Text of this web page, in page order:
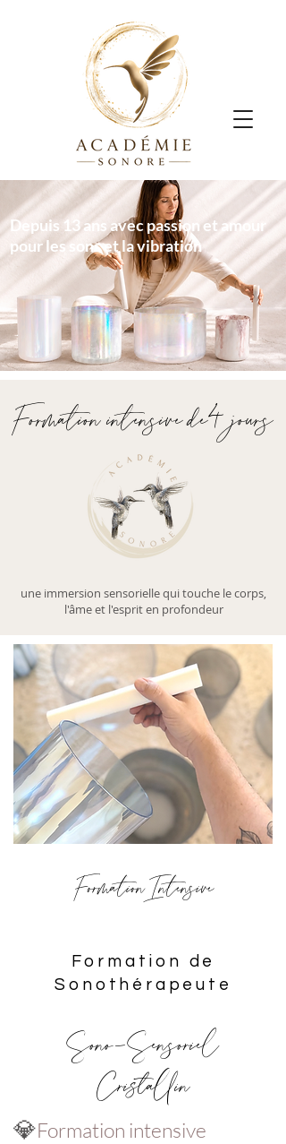
Depuis 13 ans avec passion et amour
pour les sons et la vibration
Formation intensive de4 jours
une immersion sensorielle qui touche le corps,
l'âme et l'esprit en profondeur
Formation Intensive
Formation de
Sonothérapeute
Sono-Sensoriel
Cristallin
💎Formation intensive